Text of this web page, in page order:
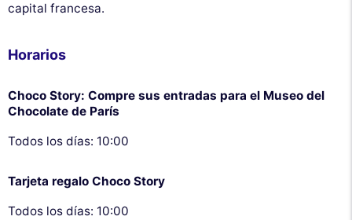
capital francesa.
Horarios
Choco Story: Compre sus entradas para el Museo del
Chocolate de París
Todos los días: 10:00
Tarjeta regalo Choco Story
Todos los días: 10:00